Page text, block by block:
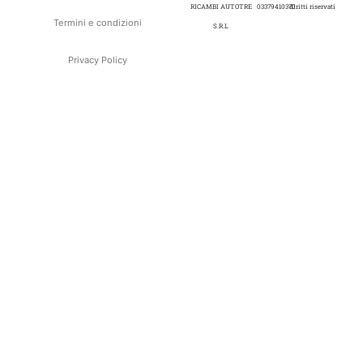
RICAMBI AUTOTRE
S.R.L
03379410370diritti riservati
Termini e condizioni
Privacy Policy